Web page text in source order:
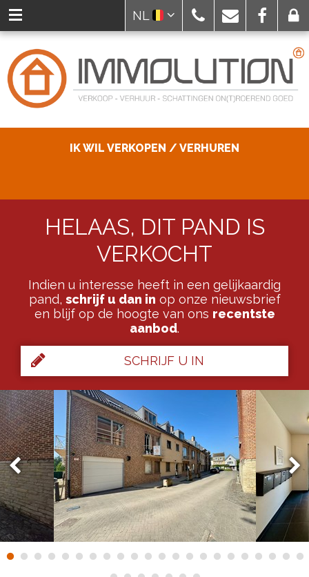
NL
IK WIL VERKOPEN / VERHUREN
HELAAS, DIT PAND IS
VERKOCHT
Indien u interesse heeft in een gelijkaardig
pand, schrijf u dan in op onze nieuwsbrief
en blijf op de hoogte van ons recentste
aanbod.
SCHRIJF U IN